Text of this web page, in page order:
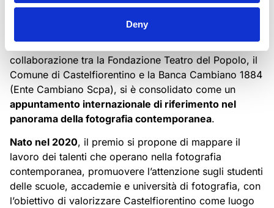
Deny
PREMIO RACCONT'ARTI
IlPremio Raccont’Arti, ideato e gestito in
collaborazione tra la Fondazione Teatro del Popolo, il
Comune di Castelfiorentino e la Banca Cambiano 1884
(Ente Cambiano Scpa), si è consolidato come un
appuntamento internazionale di riferimento nel
panorama della fotografia contemporanea.
Nato nel 2020, il premio si propone di mappare il
lavoro dei talenti che operano nella fotografia
contemporanea, promuovere l’attenzione sugli studenti
delle scuole, accademie e università di fotografia, con
l’obiettivo di valorizzare Castelfiorentino come luogo